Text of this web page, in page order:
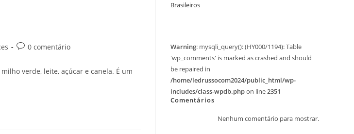
0 comentário
verde, leite, açúcar e canela. É um
Brasileiros
Warning: mysqli_query(): (HY000/1194): Table
'wp_comments' is marked as crashed and should
be repaired in
/home/ledrussocom2024/public_html/wp-
includes/class-wpdb.phpon line2351
Comentários
Nenhum comentário para mostrar.